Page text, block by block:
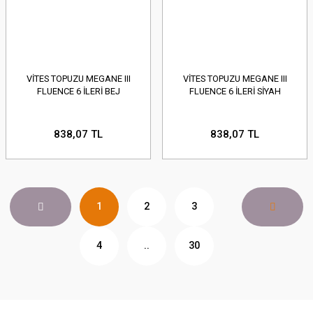
VİTES TOPUZU MEGANE III
FLUENCE 6 İLERİ BEJ
838,07 TL
VİTES TOPUZU MEGANE III
FLUENCE 6 İLERİ SİYAH
838,07 TL
1 2 3
4 .. 30